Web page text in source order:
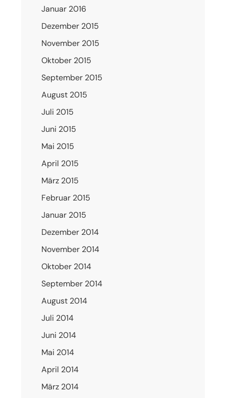
Januar 2016
Dezember 2015
November 2015
Oktober 2015
September 2015
August 2015
Juli 2015
Juni 2015
Mai 2015
April 2015
März 2015
Februar 2015
Januar 2015
Dezember 2014
November 2014
Oktober 2014
September 2014
August 2014
Juli 2014
Juni 2014
Mai 2014
April 2014
März 2014